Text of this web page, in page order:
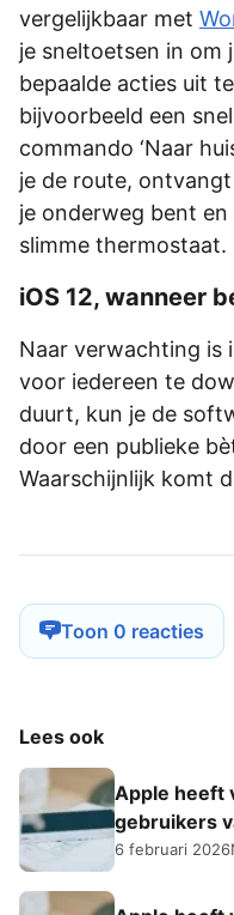
vergelijkbaar met
je sneltoetsen in om
bepaalde acties uit
bijvoorbeeld een
commando ‘Naar
je de route,
je onderweg bent
slimme thermostaat.
iOS 12, wanneer
Naar verwachting is
voor iedereen te
duurt, kun je de
door een publieke
Waarschijnlijk komt
Toon 0 reacties
Lees ook
Apple heeft
gebruikers
6 februari 2026